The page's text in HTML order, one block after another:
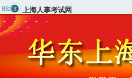
上海人事考试网